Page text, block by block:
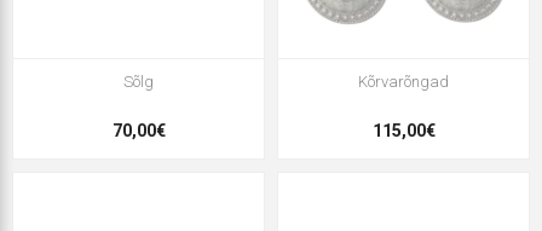
Sõlg
70,00€
Kõrvarõngad
115,00€